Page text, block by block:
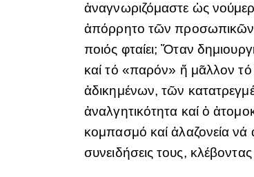
ἀναγνωριζόμαστε ὡς
ἀπόρρητο τῶν προσωπικῶν
ποιός φταίει; Ὅταν
καί τό «παρόν» ἤ μᾶλλον
ἀδικημένων, τῶν
ἀναλγητικότητα καί ὁ
κομπασμό καί ἀλαζονεία
συνειδήσεις τους,